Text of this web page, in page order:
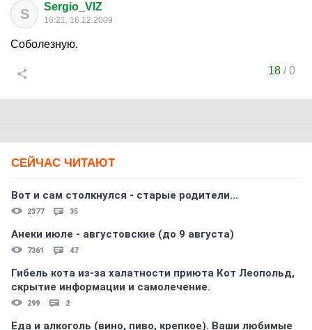
S Sergio_VIZ
16:21, 16.12.2009
Соболезную.
18 /0
СЕЙЧАС ЧИТАЮТ
Вот и сам столкнулся - старые родители...
2377 35
Анеки июле - августовские (до 9 августа)
7361 47
Гибель кота из-за халатности приюта Кот Леопольд,
скрытиe информации и самолечение.
299 2
Еда и алкоголь (вино, пиво, крепкое). Ваши любимые